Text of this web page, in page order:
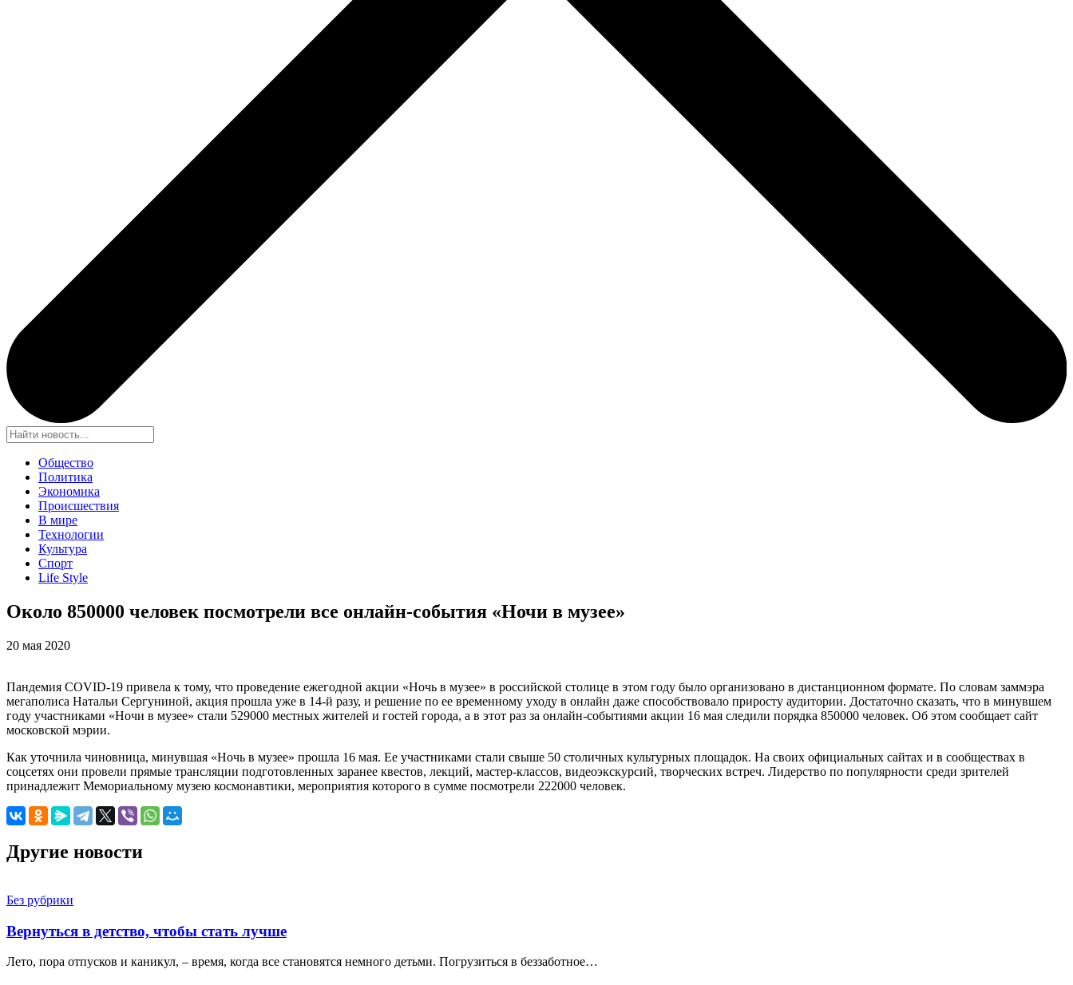
Общество
Политика
Экономика
Происшествия
В мире
Технологии
Культура
Спорт
Life Style
Около 850000 человек посмотрели все онлайн-события «Ночи в музее»
20 мая 2020
Пандемия COVID-19 привела к тому, что проведение ежегодной акции «Ночь в музее» в российской столице в этом году было организовано в дистанционном формате. По словам заммэра
мегаполиса Натальи Сергуниной, акция прошла уже в 14-й разу, и решение по ее временному уходу в онлайн даже способствовало приросту аудитории. Достаточно сказать, что в минувшем
году участниками «Ночи в музее» стали 529000 местных жителей и гостей города, а в этот раз за онлайн-событиями акции 16 мая следили порядка 850000 человек. Об этом сообщает сайт
московской мэрии.
Как уточнила чиновница, минувшая «Ночь в музее» прошла 16 мая. Ее участниками стали свыше 50 столичных культурных площадок. На своих официальных сайтах и в сообществах в
соцсетях они провели прямые трансляции подготовленных заранее квестов, лекций, мастер-классов, видеоэкскурсий, творческих встреч. Лидерство по популярности среди зрителей
принадлежит Мемориальному музею космонавтики, мероприятия которого в сумме посмотрели 222000 человек.
Другие новости
Без рубрики
Вернуться в детство, чтобы стать лучше
Лето, пора отпусков и каникул, – время, когда все становятся немного детьми. Погрузиться в беззаботное…